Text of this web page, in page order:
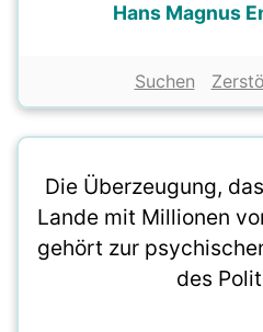
Hans Magnus
Suchen
Die Überzeugung,
Lande mit Millionen
gehört zur
des